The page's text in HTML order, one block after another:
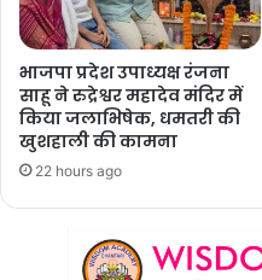
भाजपा प्रदेश उपाध्यक्ष रंजना
साहू ने रुद्रेश्वर महादेव मंदिर में
किया जलाभिषेक, धमतरी की
खुशहाली की कामना
22 hours ago